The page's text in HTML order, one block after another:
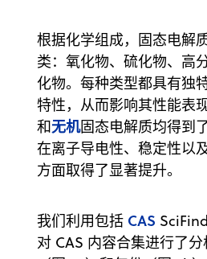
根据化学组成，固态电解
类：氧化物、硫化物、高
化物。每种类型都具有独
特性，从而影响其性能表
和无机固态电解质均得到
在离子导电性、稳定性以
方面取得了显著提升。
我们利用包括 CAS
对 CAS 内容合集进行了